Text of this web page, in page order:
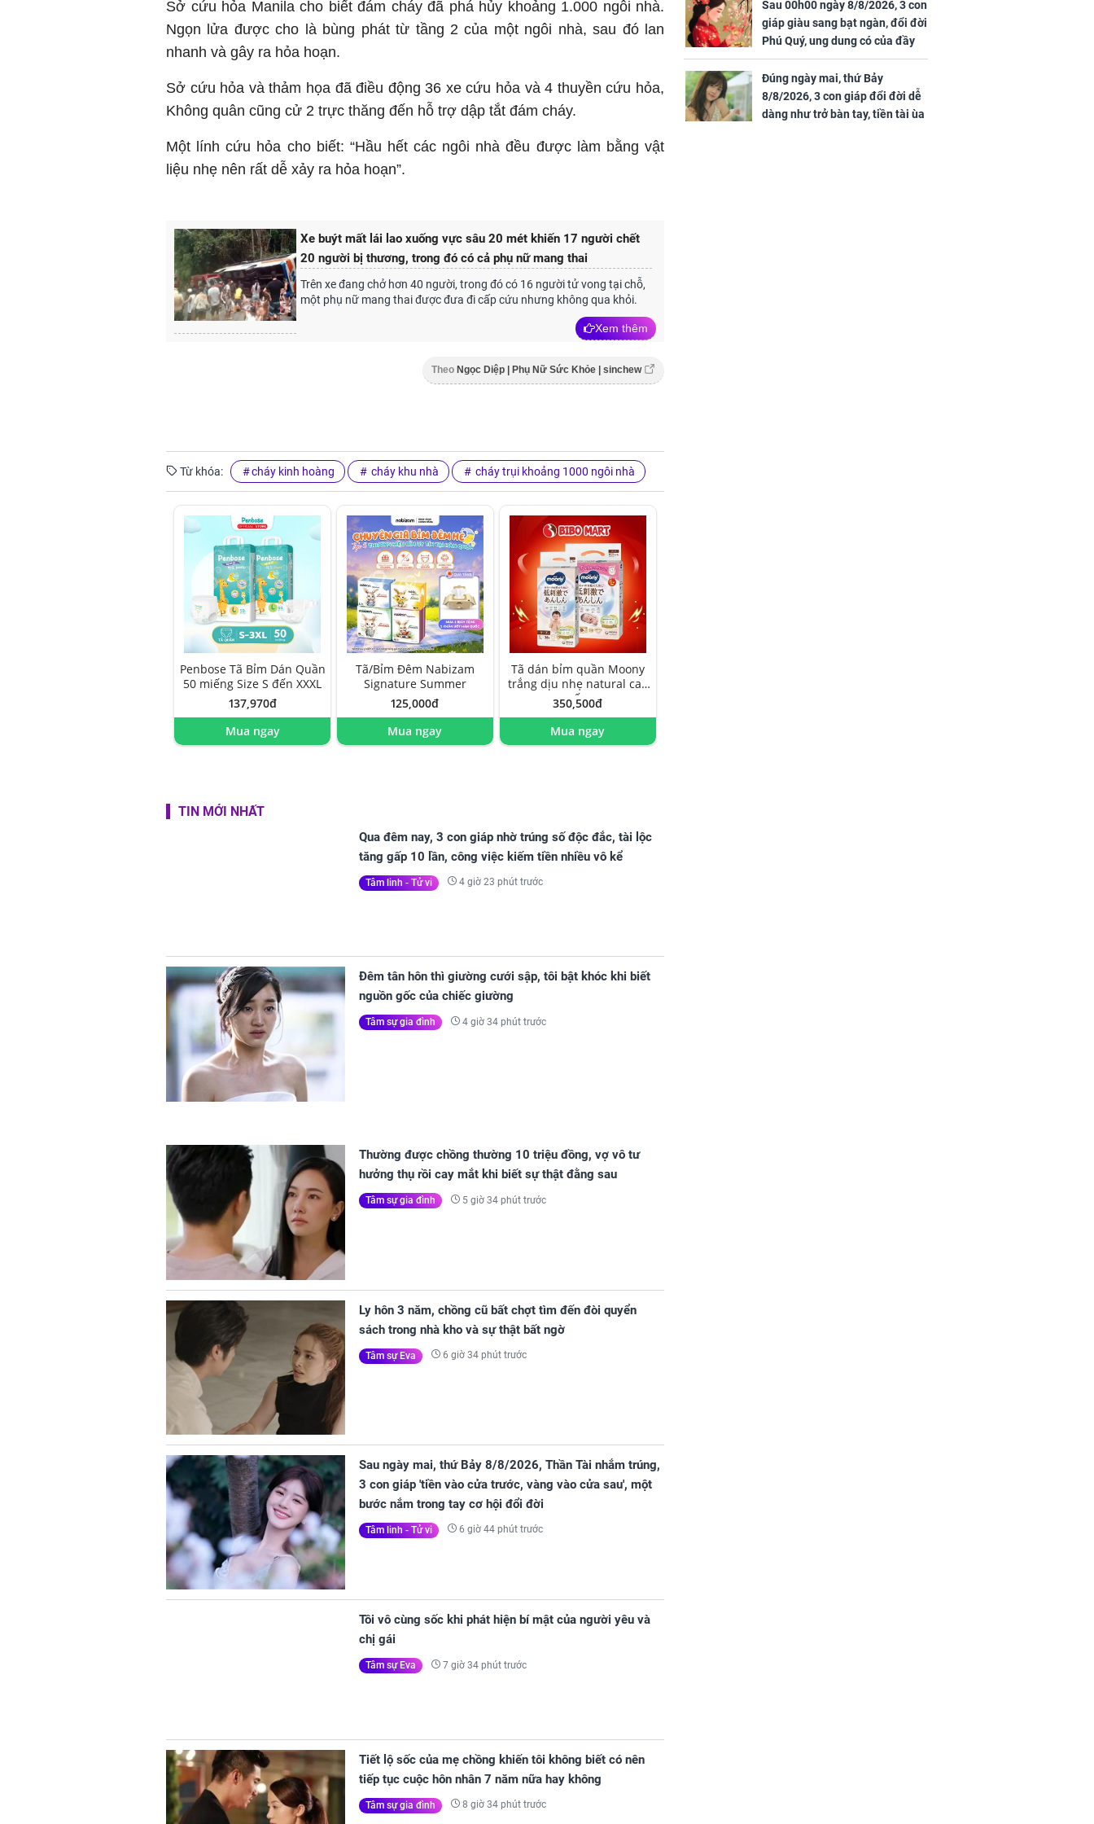
Sở cứu hỏa Manila cho biết đám cháy đã phá hủy khoảng 1.000 ngôi nhà.
Ngọn lửa được cho là bùng phát từ tầng 2 của một ngôi nhà, sau đó lan
nhanh và gây ra hỏa hoạn.
Sở cứu hỏa và thảm họa đã điều động 36 xe cứu hỏa và 4 thuyền cứu hỏa,
Không quân cũng cử 2 trực thăng đến hỗ trợ dập tắt đám cháy.
Một lính cứu hỏa cho biết: “Hầu hết các ngôi nhà đều được làm bằng vật
liệu nhẹ nên rất dễ xảy ra hỏa hoạn”.
Xe buýt mất lái lao xuống vực sâu 20 mét khiến 17 người chết
20 người bị thương, trong đó có cả phụ nữ mang thai
Trên xe đang chở hơn 40 người, trong đó có 16 người tử vong tại chỗ,
một phụ nữ mang thai được đưa đi cấp cứu nhưng không qua khỏi.
Xem thêm
Theo Ngọc Diệp | Phụ Nữ Sức Khỏe | sinchew
Từ khóa: cháy kinh hoàng cháy khu nhà cháy trụi khoảng 1000 ngôi nhà
Penbose Tã Bỉm Dán Quần
50 miếng Size S đến XXXL
137,970đ
Mua ngay
Tã/Bỉm Đêm Nabizam
Signature Summer
125,000đ
Mua ngay
Tã dán bỉm quần Moony
trắng dịu nhẹ natural cao
cấp
350,500đ
Mua ngay
TIN MỚI NHẤT
Qua đêm nay, 3 con giáp nhờ trúng số độc đắc, tài lộc
tăng gấp 10 lần, công việc kiếm tiền nhiều vô kể
Tâm linh - Tử vi 4 giờ 23 phút trước
Đêm tân hôn thì giường cưới sập, tôi bật khóc khi biết
nguồn gốc của chiếc giường
Thường được chồng thường 10 triệu đồng, vợ vô tư
hưởng thụ rồi cay mắt khi biết sự thật đằng sau
Ly hôn 3 năm, chồng cũ bất chợt tìm đến đòi quyển
Sau ngày mai, thứ Bảy 8/8/2026, Thần Tài nhắm trúng,
3 con giáp 'tiền vào cửa trước, vàng vào cửa sau', một
Tôi vô cùng sốc khi phát hiện bí mật của người yêu và
chị gái
Tiết lộ sốc của mẹ chồng khiến tôi không biết có nên
tiếp tục cuộc hôn nhân 7 năm nữa hay không
Sau 00h00 ngày
8/8/2026, 3 con giáp
giàu sang bạt ngàn,
đổi đời Phú Quý, ung
dung có của đầy nhà,
ngày càng hưng thịnh
sung túc
Sau 00h00 ngày 8/8/2026, 3 con
giáp giàu sang bạt ngàn, đổi đời
Phú Quý, ung dung có của đầy
nhà, ngày càng hưng thịnh sung
túc
Đúng ngày mai, thứ Bảy
8/8/2026, 3 con giáp đổi đời dễ
dàng như trở bàn tay, tiền tài ùa